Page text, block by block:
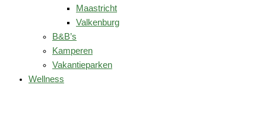
Maastricht
Valkenburg
B&B’s
Kamperen
Vakantieparken
Wellness